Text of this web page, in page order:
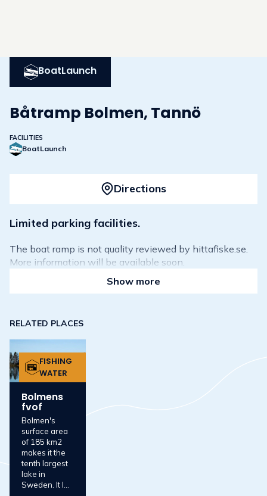
BoatLaunch
Båtramp Bolmen, Tannö
FACILITIES
BoatLaunch
Directions
Limited parking facilities.
The boat ramp is not quality reviewed by hittafiske.se.
More information will be available soon.
Show more
RELATED PLACES
FISHING
WATER
Bolmens
fvof
Bolmen's
surface area
of 185 km2
makes it the
tenth largest
lake in
Sweden. It l...